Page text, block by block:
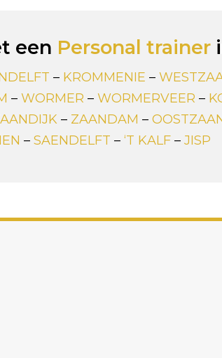
een Personal trainer
– KROMMENIE –
– WORMER – WORMERVEER –
– ZAANDAM –
– SAENDELFT – ‘T KALF – JISP